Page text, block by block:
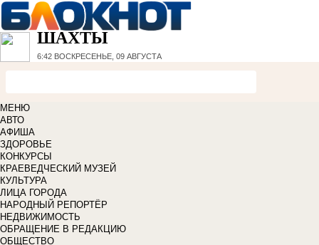
ШАХТЫ
6:42 ВОСКРЕСЕНЬЕ, 09 АВГУСТА
МЕНЮ
АВТО
АФИША
ЗДОРОВЬЕ
КОНКУРСЫ
КРАЕВЕДЧЕСКИЙ МУЗЕЙ
КУЛЬТУРА
ЛИЦА ГОРОДА
НАРОДНЫЙ РЕПОРТЁР
НЕДВИЖИМОСТЬ
ОБРАЩЕНИЕ В РЕДАКЦИЮ
ОБЩЕСТВО